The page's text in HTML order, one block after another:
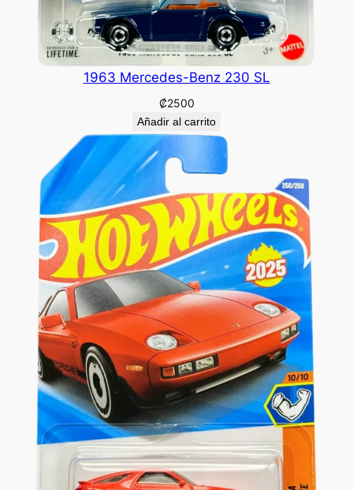
1963 Mercedes-Benz 230 SL
₡2500
Añadir al carrito